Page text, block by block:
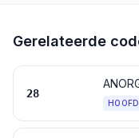
Gerelateerde
28